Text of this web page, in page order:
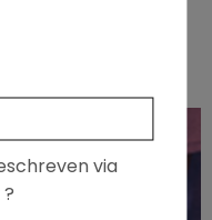
rond diabetes en voeding,
via